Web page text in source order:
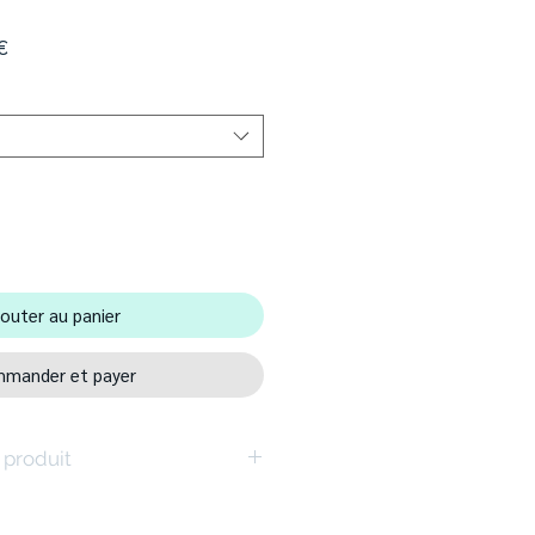
Prix
au panier
et payer
produit
et robuste